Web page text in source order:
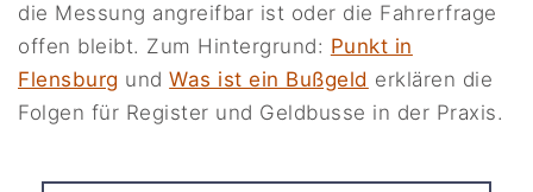
die Messung angreifbar ist oder die Fahrerfrage
offen bleibt. Zum Hintergrund: Punkt in
Flensburg undWas ist ein Bußgeld erklären die
Folgen für Register und Geldbusse in der Praxis.